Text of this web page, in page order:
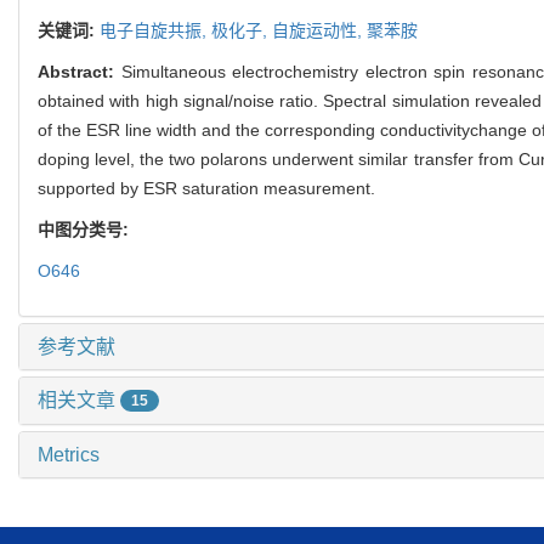
关键词: 电子自旋共振, 极化子, 自旋运动性, 聚苯胺
Abstract: Simultaneous electrochemistry electron spin
obtained with high signal/noise ratio. Spectral simulation
of the ESR line width and the corresponding conductivitychange
doping level, the two polarons underwent similar transfer from
supported by ESR saturation measurement.
中图分类号:
O646
参考文献
相关文章 15
Metrics